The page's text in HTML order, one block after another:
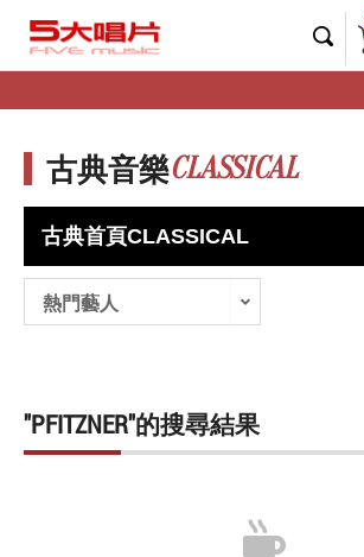
古典音樂CLASSICAL
古典首頁CLASSICAL
熱門藝人
"PFITZNER"的搜尋結果